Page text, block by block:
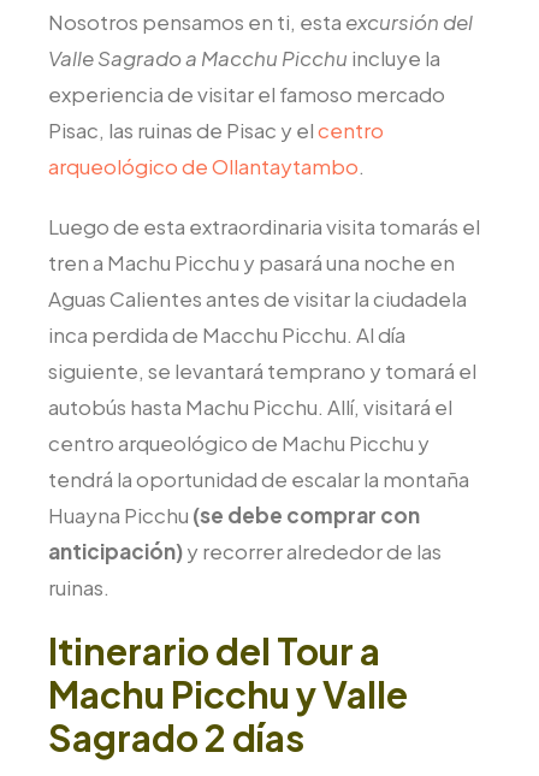
Nosotros pensamos en ti, esta excursión del
Valle Sagrado a Macchu Picchu incluye la
experiencia de visitar el famoso mercado
Pisac, las ruinas de Pisac y elcentro
arqueológico de Ollantaytambo.
Luego de esta extraordinaria visita tomarás el
tren a Machu Picchu y pasará una noche en
Aguas Calientes antes de visitar la ciudadela
inca perdida de Macchu Picchu. Al día
siguiente, se levantará temprano y tomará el
autobús hasta Machu Picchu. Allí, visitará el
centro arqueológico de Machu Picchu y
tendrá la oportunidad de escalar la montaña
Huayna Picchu (se debe comprar con
anticipación)y recorrer alrededor de las
ruinas.
Itinerario del Tour a
Machu Picchu y Valle
Sagrado 2 días